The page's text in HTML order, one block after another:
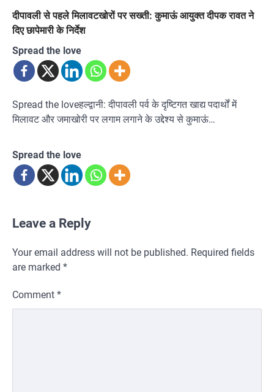
दीपावली से पहले मिलावटखोरों पर सख्ती: कुमाऊं आयुक्त दीपक रावत ने
दिए छापेमारी के निर्देश
Spread the love
Spread the loveहल्द्वानी: दीपावली पर्व के दृष्टिगत खाद्य पदार्थों में
मिलावट और जमाखोरी पर लगाम लगाने के उद्देश्य से कुमाऊं…
Spread the love
Leave a Reply
Your email address will not be published. Required fields
are marked *
Comment *